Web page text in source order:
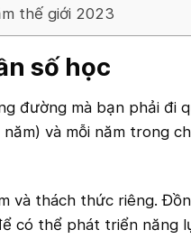
thế giới 2023
số học
đường mà bạn phải đi
và mỗi năm trong
và thách thức riêng.
có thể phát triển năng